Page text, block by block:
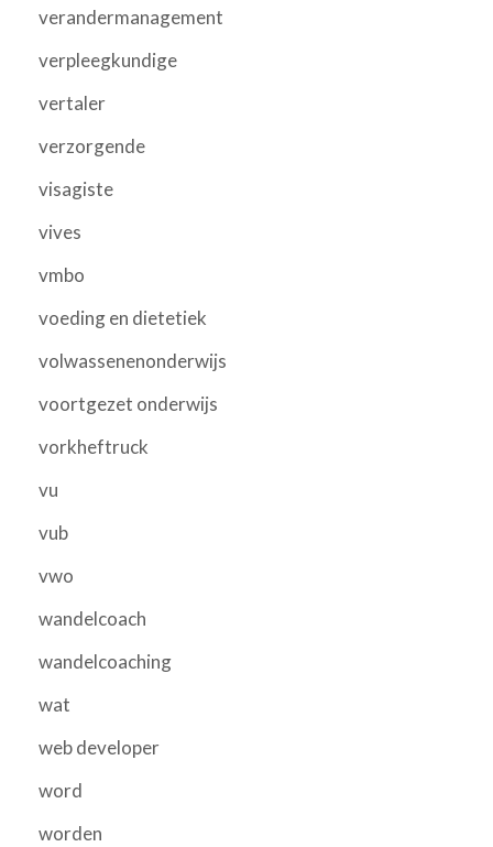
verandermanagement
verpleegkundige
vertaler
verzorgende
visagiste
vives
vmbo
voeding en dietetiek
volwassenenonderwijs
voortgezet onderwijs
vorkheftruck
vu
vub
vwo
wandelcoach
wandelcoaching
wat
web developer
word
worden